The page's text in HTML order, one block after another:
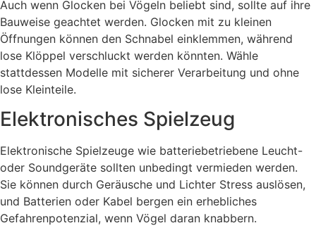
Auch wenn Glocken bei Vögeln beliebt sind, sollte auf ihre
Bauweise geachtet werden. Glocken mit zu kleinen
Öffnungen können den Schnabel einklemmen, während
lose Klöppel verschluckt werden könnten. Wähle
stattdessen Modelle mit sicherer Verarbeitung und ohne
lose Kleinteile.
Elektronisches Spielzeug
Elektronische Spielzeuge wie batteriebetriebene Leucht-
oder Soundgeräte sollten unbedingt vermieden werden.
Sie können durch Geräusche und Lichter Stress auslösen,
und Batterien oder Kabel bergen ein erhebliches
Gefahrenpotenzial, wenn Vögel daran knabbern.